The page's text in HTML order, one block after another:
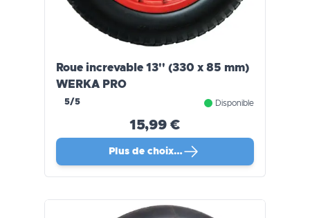
Roue increvable 13'' (330 x 85 mm)
WERKA PRO
5/5 Disponible
15,99 €
Plus de choix…